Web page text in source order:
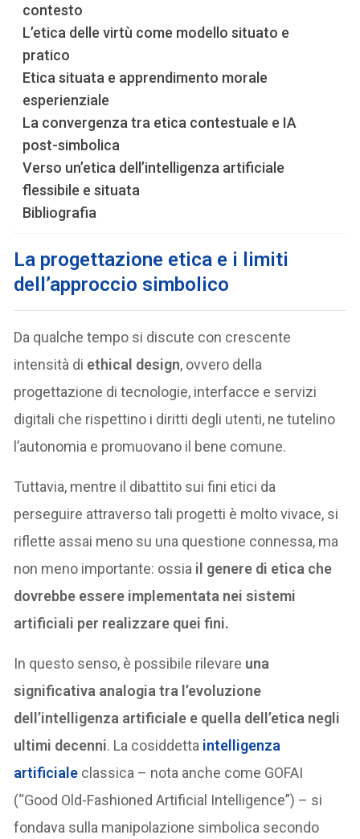
contesto
L’etica delle virtù come modello situato e
pratico
Etica situata e apprendimento morale
esperienziale
La convergenza tra etica contestuale e IA
post-simbolica
Verso un’etica dell’intelligenza artificiale
flessibile e situata
Bibliografia
La progettazione etica e i limiti
dell’approccio simbolico
Da qualche tempo si discute con crescente
intensità di ethical design, ovvero della
progettazione di tecnologie, interfacce e servizi
digitali che rispettino i diritti degli utenti, ne tutelino
l’autonomia e promuovano il bene comune.
Tuttavia, mentre il dibattito sui fini etici da
perseguire attraverso tali progetti è molto vivace, si
riflette assai meno su una questione connessa, ma
non meno importante: ossia il genere di etica che
dovrebbe essere implementata nei sistemi
artificiali per realizzare quei fini.
In questo senso, è possibile rilevare una
significativa analogia tra l’evoluzione
dell’intelligenza artificiale e quella dell’etica negli
ultimi decenni. La cosiddetta intelligenza
artificiale classica – nota anche come GOFAI
(“Good Old-Fashioned Artificial Intelligence”) – si
fondava sulla manipolazione simbolica secondo